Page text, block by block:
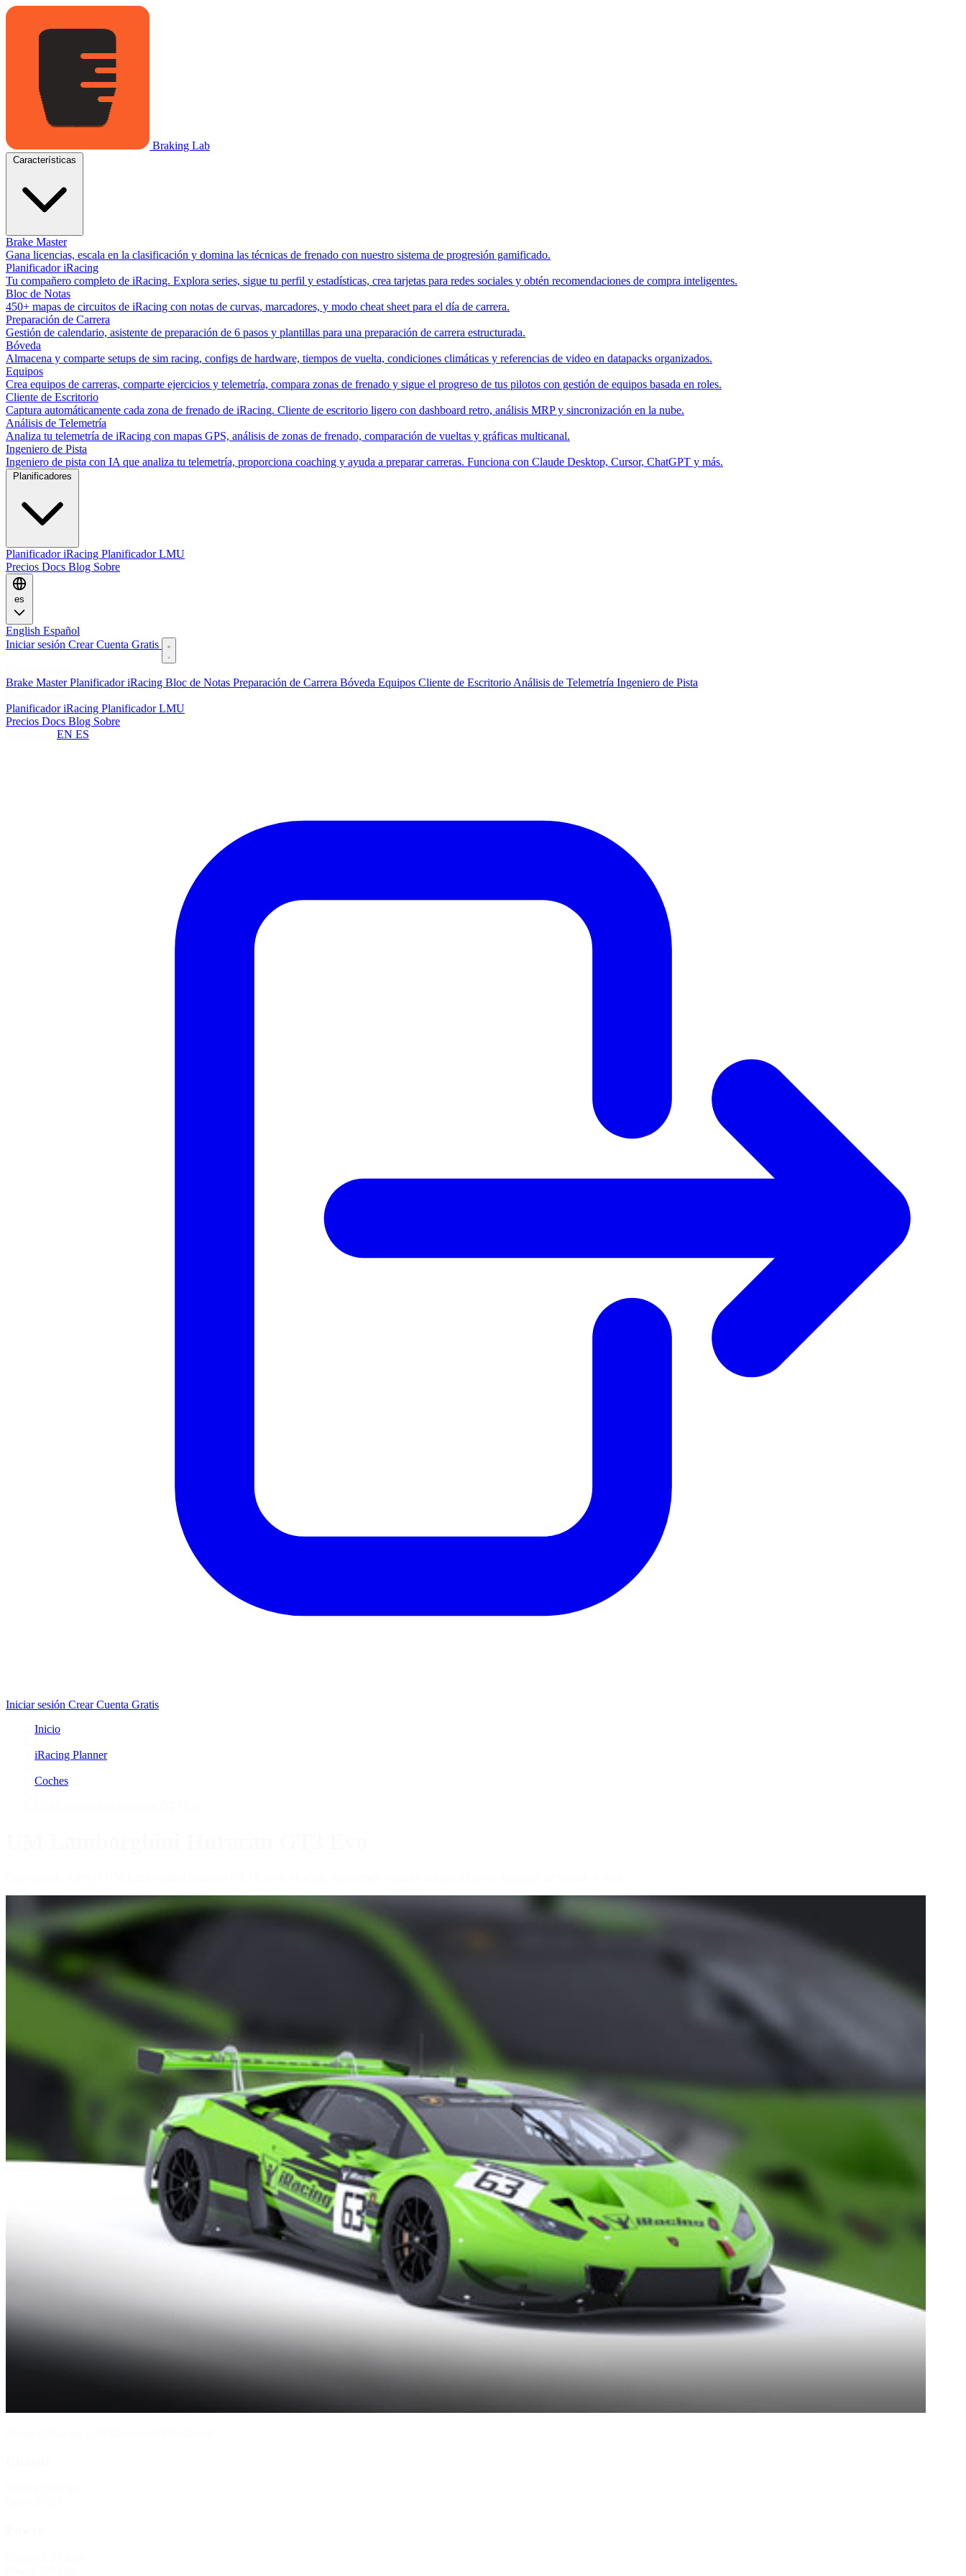
Braking Lab
Brake Master
Gana licencias, escala en la clasificación y domina las técnicas de frenado con nuestro sistema de progresión gamificado.
Planificador iRacing
Tu compañero completo de iRacing. Explora series, sigue tu perfil y estadísticas, crea tarjetas para redes sociales y obtén recomendaciones de compra inteligentes.
Bloc de Notas
450+ mapas de circuitos de iRacing con notas de curvas, marcadores, y modo cheat sheet para el día de carrera.
Preparación de Carrera
Gestión de calendario, asistente de preparación de 6 pasos y plantillas para una preparación de carrera estructurada.
Bóveda
Almacena y comparte setups de sim racing, configs de hardware, tiempos de vuelta, condiciones climáticas y referencias de video en datapacks organizados.
Equipos
Crea equipos de carreras, comparte ejercicios y telemetría, compara zonas de frenado y sigue el progreso de tus pilotos con gestión de equipos basada en roles.
Cliente de Escritorio
Captura automáticamente cada zona de frenado de iRacing. Cliente de escritorio ligero con dashboard retro, análisis MRP y sincronización en la nube.
Análisis de Telemetría
Analiza tu telemetría de iRacing con mapas GPS, análisis de zonas de frenado, comparación de vueltas y gráficas multicanal.
Ingeniero de Pista
Ingeniero de pista con IA que analiza tu telemetría, proporciona coaching y ayuda a preparar carreras. Funciona con Claude Desktop, Cursor, ChatGPT y más.
Planificador iRacing Planificador LMU
Precios Docs Blog Sobre
es
English Español
Iniciar sesión Crear Cuenta Gratis
Brake MasterPlanificador iRacing Bloc de Notas Preparación de Carrera Bóveda Equipos Cliente de Escritorio Análisis de Telemetría Ingeniero de Pista
Planificador iRacing Planificador LMU
Precios Docs Blog Sobre
EN ES
Iniciar sesión Crear Cuenta Gratis
Inicio
iRacing Planner
Coches